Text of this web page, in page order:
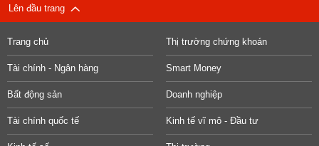
Lên đầu trang
Trang chủ Thị trường chứng khoán
Tài chính - Ngân hàng Smart Money
Bất động sản Doanh nghiệp
Tài chính quốc tế Kinh tế vĩ mô - Đầu tư